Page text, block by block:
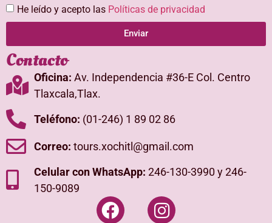
He leído y acepto las Políticas de privacidad
Enviar
Contacto
Oficina: Av. Independencia #36-E Col. Centro
Tlaxcala,Tlax.
Teléfono: (01-246) 1 89 02 86
Correo: tours.xochitl@gmail.com
Celular con WhatsApp: 246-130-3990 y 246-
150-9089